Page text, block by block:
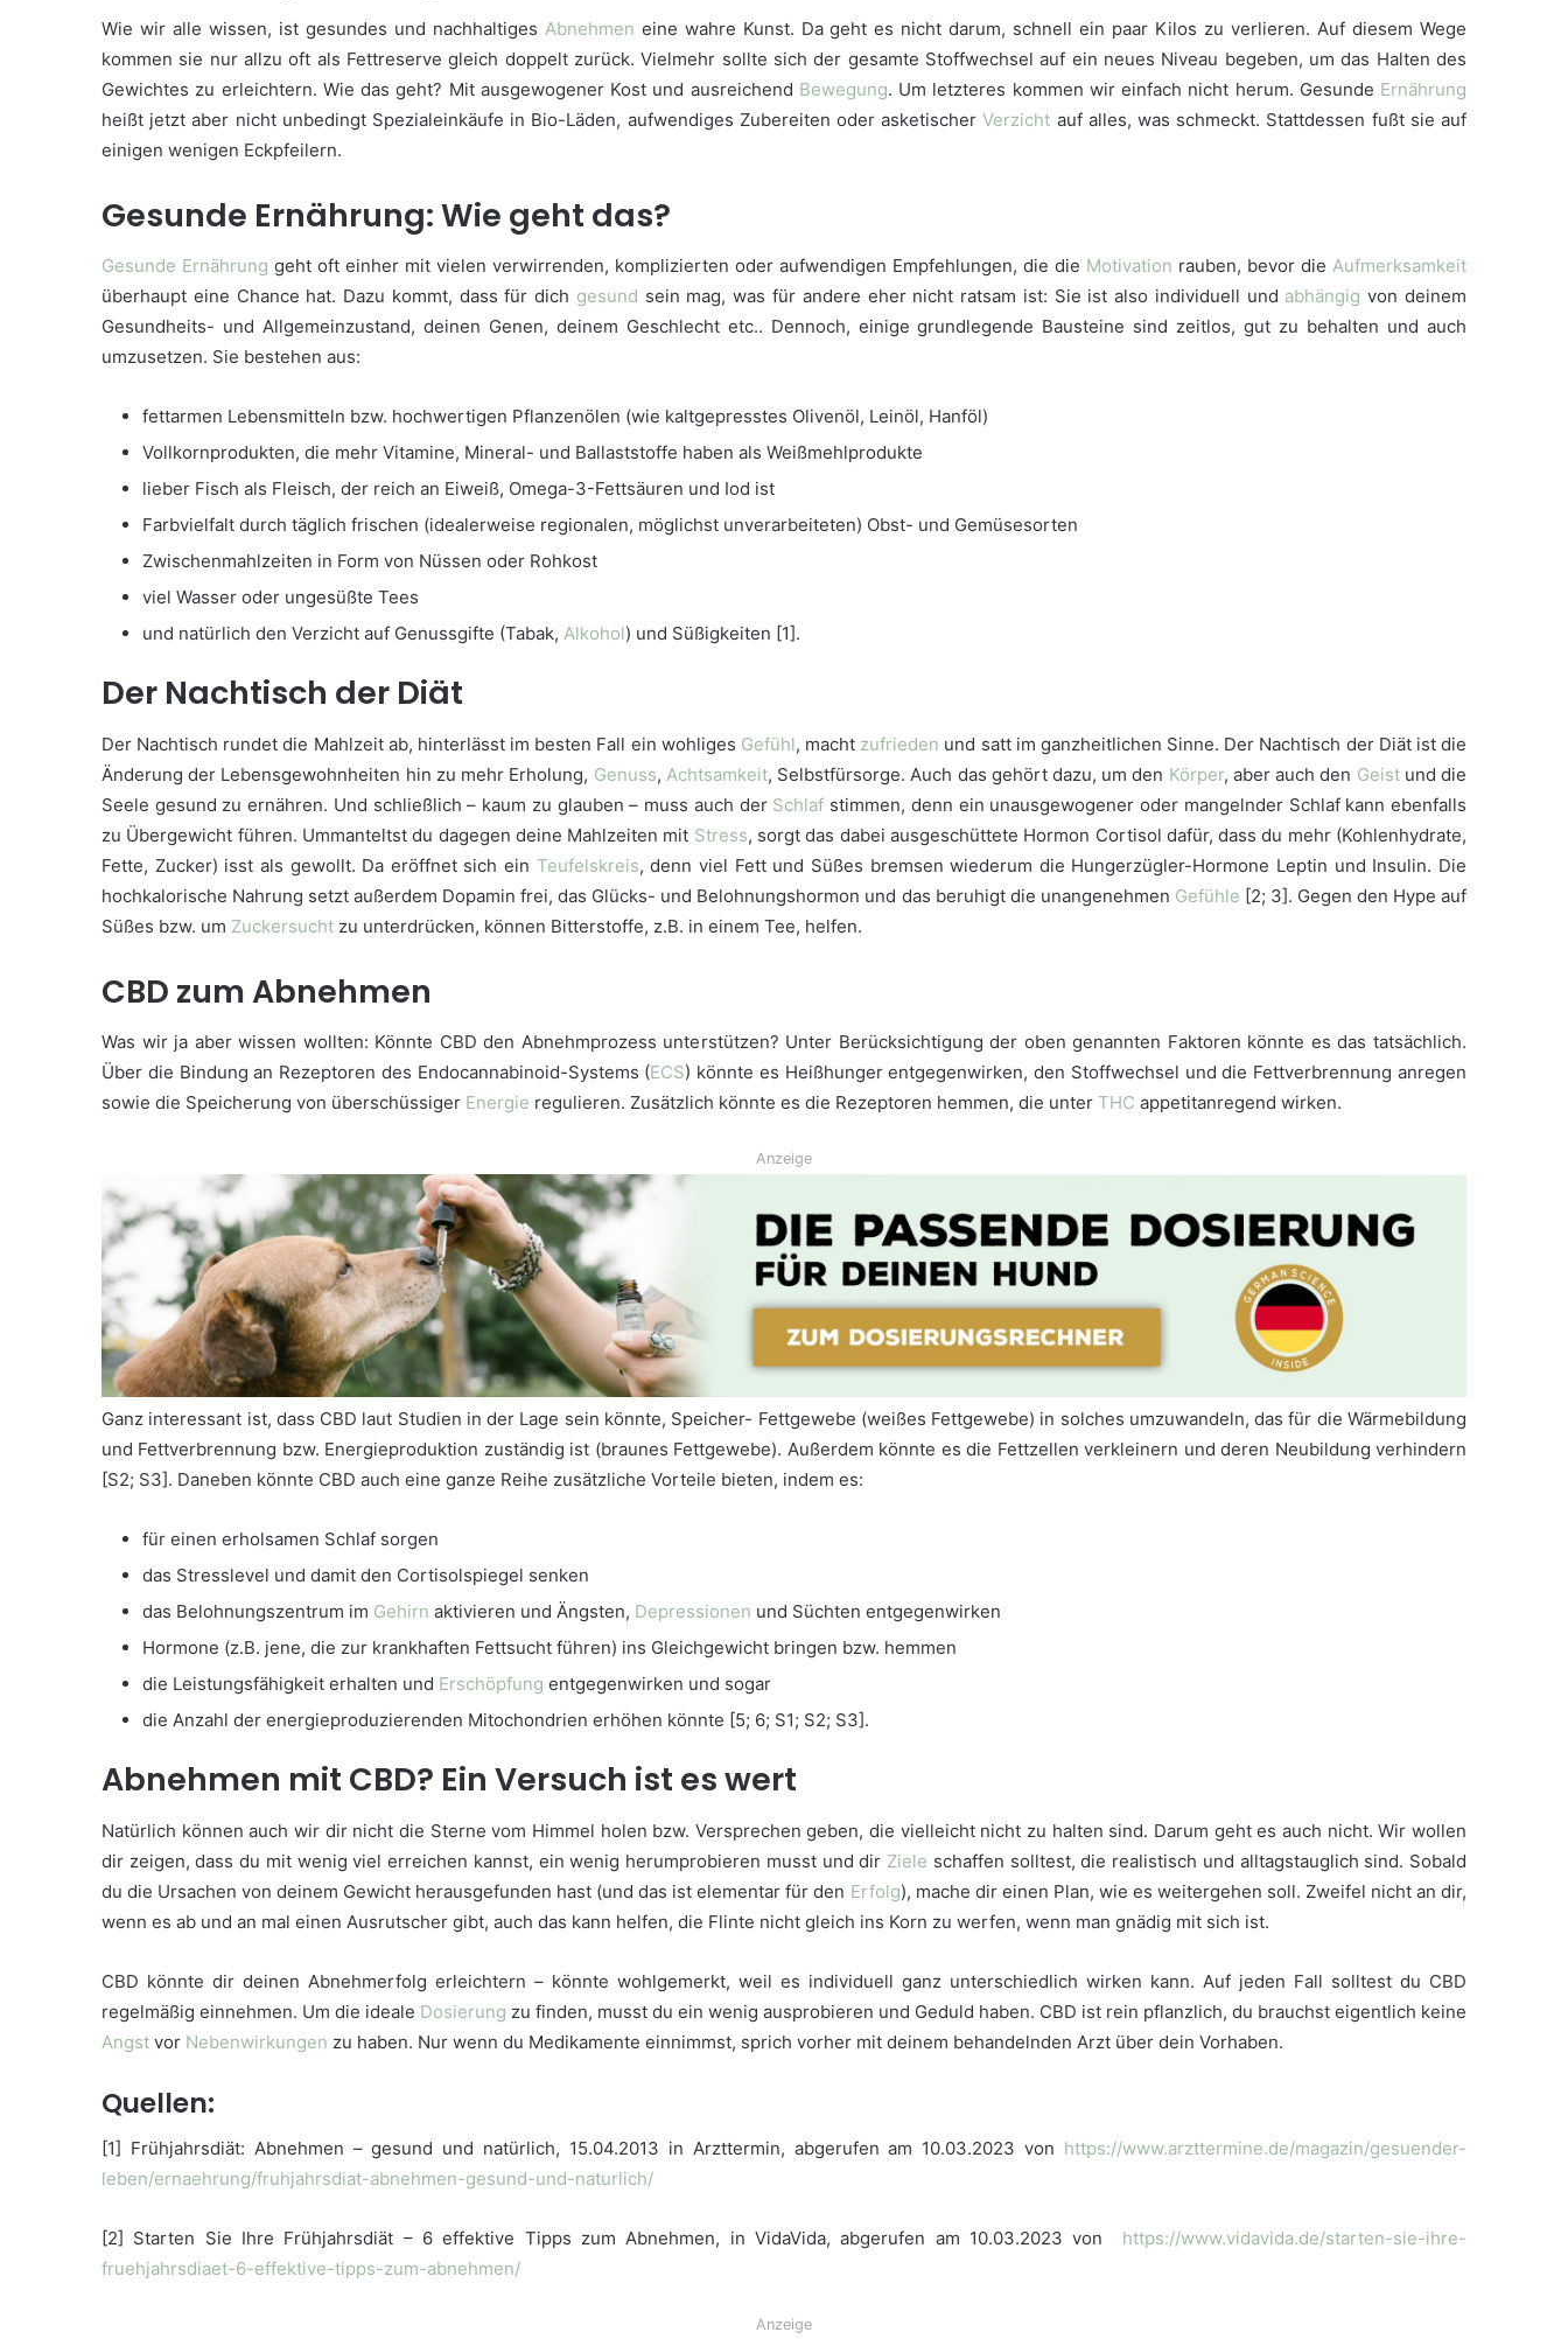
Wie wir alle wissen, ist gesundes und nachhaltiges Abnehmen eine wahre Kunst. Da geht es nicht darum, schnell ein paar Kilos zu verlieren. Auf diesem Wege
kommen sie nur allzu oft als Fettreserve gleich doppelt zurück. Vielmehr sollte sich der gesamte Stoffwechsel auf ein neues Niveau begeben, um das Halten des
Gewichtes zu erleichtern. Wie das geht? Mit ausgewogener Kost und ausreichend Bewegung. Um letzteres kommen wir einfach nicht herum. Gesunde Ernährung
heißt jetzt aber nicht unbedingt Spezialeinkäufe in Bio-Läden, aufwendiges Zubereiten oder asketischerVerzicht auf alles, was schmeckt. Stattdessen fußt sie auf
einigen wenigen Eckpfeilern.
Gesunde Ernährung: Wie geht das?
Gesunde Ernährung geht oft einher mit vielen verwirrenden, komplizierten oder aufwendigen Empfehlungen, die die Motivation rauben, bevor die Aufmerksamkeit
überhaupt eine Chance hat. Dazu kommt, dass für dich gesund sein mag, was für andere eher nicht ratsam ist: Sie ist also individuell und abhängig von deinem
Gesundheits- und Allgemeinzustand, deinen Genen, deinem Geschlecht etc.. Dennoch, einige grundlegende Bausteine sind zeitlos, gut zu behalten und auch
umzusetzen. Sie bestehen aus:
fettarmen Lebensmitteln bzw. hochwertigen Pflanzenölen (wie kaltgepresstes Olivenöl, Leinöl, Hanföl)
Vollkornprodukten, die mehr Vitamine, Mineral- und Ballaststoffe haben als Weißmehlprodukte
lieber Fisch als Fleisch, der reich an Eiweiß, Omega-3-Fettsäuren und Iod ist
Farbvielfalt durch täglich frischen (idealerweise regionalen, möglichst unverarbeiteten) Obst- und Gemüsesorten
Zwischenmahlzeiten in Form von Nüssen oder Rohkost
viel Wasser oder ungesüßte Tees
und natürlich den Verzicht auf Genussgifte (Tabak, Alkohol) und Süßigkeiten [1].
Der Nachtisch der Diät
Der Nachtisch rundet die Mahlzeit ab, hinterlässt im besten Fall ein wohliges Gefühl, macht zufrieden und satt im ganzheitlichen Sinne. Der Nachtisch der Diät ist die
Änderung der Lebensgewohnheiten hin zu mehr Erholung, Genuss, Achtsamkeit, Selbstfürsorge. Auch das gehört dazu, um den Körper, aber auch den Geistund die
Seele gesund zu ernähren. Und schließlich – kaum zu glauben – muss auch der Schlaf stimmen, denn ein unausgewogener oder mangelnder Schlaf kann ebenfalls
zu Übergewicht führen. Ummanteltst du dagegen deine Mahlzeiten mit Stress, sorgt das dabei ausgeschüttete Hormon Cortisol dafür, dass du mehr (Kohlenhydrate,
Fette, Zucker) isst als gewollt. Da eröffnet sich ein Teufelskreis, denn viel Fett und Süßes bremsen wiederum die Hungerzügler-Hormone Leptin und Insulin. Die
hochkalorische Nahrung setzt außerdem Dopamin frei, das Glücks- und Belohnungshormon und das beruhigt die unangenehmen Gefühle [2; 3]. Gegen den Hype auf
Süßes bzw. um Zuckersucht zu unterdrücken, können Bitterstoffe, z.B. in einem Tee, helfen.
CBD zum Abnehmen
Was wir ja aber wissen wollten: Könnte CBD den Abnehmprozess unterstützen? Unter Berücksichtigung der oben genannten Faktoren könnte es das tatsächlich.
Über die Bindung an Rezeptoren des Endocannabinoid-Systems (ECS) könnte es Heißhunger entgegenwirken, den Stoffwechsel und die Fettverbrennung anregen
sowie die Speicherung von überschüssiger Energie regulieren. Zusätzlich könnte es die Rezeptoren hemmen, die unter THC appetitanregend wirken.
Anzeige
Ganz interessant ist, dass CBD laut Studien in der Lage sein könnte, Speicher- Fettgewebe (weißes Fettgewebe) in solches umzuwandeln, das für die Wärmebildung
und Fettverbrennung bzw. Energieproduktion zuständig ist (braunes Fettgewebe). Außerdem könnte es die Fettzellen verkleinern und deren Neubildung verhindern
[S2; S3]. Daneben könnte CBD auch eine ganze Reihe zusätzliche Vorteile bieten, indem es:
für einen erholsamen Schlaf sorgen
das Stresslevel und damit den Cortisolspiegel senken
das Belohnungszentrum im Gehirn aktivieren und Ängsten, Depressionen und Süchten entgegenwirken
Hormone (z.B. jene, die zur krankhaften Fettsucht führen) ins Gleichgewicht bringen bzw. hemmen
die Leistungsfähigkeit erhalten und Erschöpfung entgegenwirken und sogar
die Anzahl der energieproduzierenden Mitochondrien erhöhen könnte [5; 6; S1; S2; S3].
Abnehmen mit CBD? Ein Versuch ist es wert
Natürlich können auch wir dir nicht die Sterne vom Himmel holen bzw. Versprechen geben, die vielleicht nicht zu halten sind. Darum geht es auch nicht. Wir wollen
dir zeigen, dass du mit wenig viel erreichen kannst, ein wenig herumprobieren musst und dir Ziele schaffen solltest, die realistisch und alltagstauglich sind. Sobald
du die Ursachen von deinem Gewicht herausgefunden hast (und das ist elementar für den Erfolg), mache dir einen Plan, wie es weitergehen soll. Zweifel nicht an dir,
wenn es ab und an mal einen Ausrutscher gibt, auch das kann helfen, die Flinte nicht gleich ins Korn zu werfen, wenn man gnädig mit sich ist.
CBD könnte dir deinen Abnehmerfolg erleichtern – könnte wohlgemerkt, weil es individuell ganz unterschiedlich wirken kann. Auf jeden Fall solltest du CBD
regelmäßig einnehmen. Um die ideale Dosierung zu finden, musst du ein wenig ausprobieren und Geduld haben. CBD ist rein pflanzlich, du brauchst eigentlich keine
Angst vor Nebenwirkungen zu haben. Nur wenn du Medikamente einnimmst, sprich vorher mit deinem behandelnden Arzt über dein Vorhaben.
Quellen:
[1] Frühjahrsdiät: Abnehmen – gesund und natürlich, 15.04.2013 in Arzttermin, abgerufen am 10.03.2023 von https://www.arzttermine.de/magazin/gesuender-
leben/ernaehrung/fruhjahrsdiat-abnehmen-gesund-und-naturlich/
[2] Starten Sie Ihre Frühjahrsdiät – 6 effektive Tipps zum Abnehmen, in VidaVida, abgerufen am 10.03.2023 von https://www.vidavida.de/starten-sie-ihre-
fruehjahrsdiaet-6-effektive-tipps-zum-abnehmen/
Anzeige